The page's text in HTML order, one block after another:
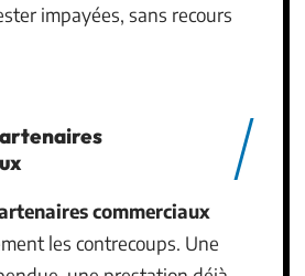
impayées, sans recours
commerciaux
les contrecoups. Une